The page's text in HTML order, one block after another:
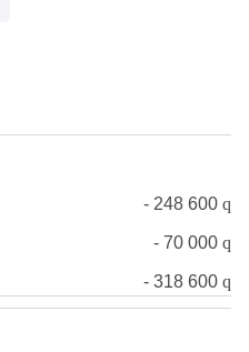
- 248 600 q
- 70 000 q
- 318 600 q